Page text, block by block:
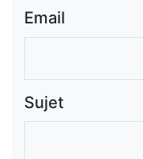
Email
Sujet